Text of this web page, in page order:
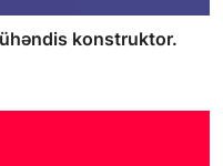
konstruktor.